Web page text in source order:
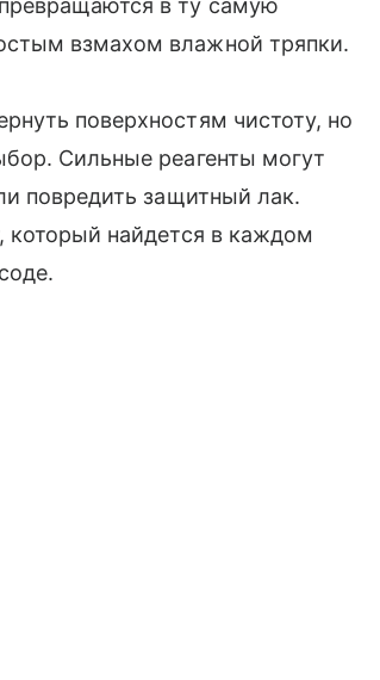
в ту самую
взмахом влажной тряпки.
поверхностям чистоту, но
Сильные реагенты могут
повредить защитный лак.
который найдется в каждом